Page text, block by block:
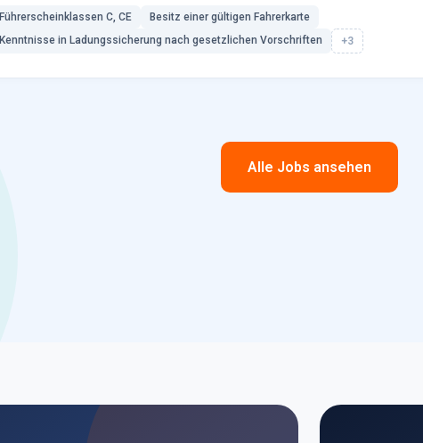
Führerscheinklassen C, CE
Besitz einer gültigen Fahrerkarte
Kenntnisse in Ladungssicherung nach gesetzlichen Vorschriften
+3
Alle Jobs ansehen